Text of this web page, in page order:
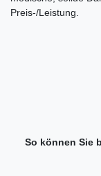
Preis-/Leistung.
So können Sie